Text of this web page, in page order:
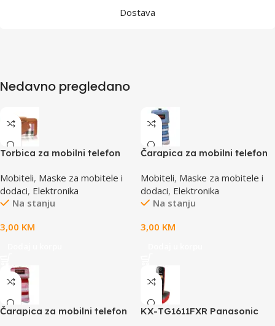
Dostava
Nedavno pregledano
Torbica za mobilni telefon
110x45x17mm
Mobiteli, Maske za mobitele i
dodaci, Elektronika
Na stanju
3,00 KM
Čarapica za mobilni telefon
65x100mm
Mobiteli, Maske za mobitele i
dodaci, Elektronika
Na stanju
3,00 KM
Čarapica za mobilni telefon
KX-TG1611FXR Panasonic